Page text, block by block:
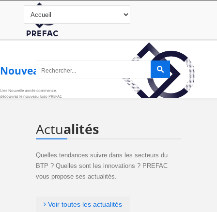
Nouveau LOGO
Une Nouvelle année commence,
découvrez le nouveau logo PREFAC
Actualités
Quelles tendances suivre dans les secteurs du
BTP ? Quelles sont les innovations ? PREFAC
vous propose ses actualités.
Voir toutes les actualités